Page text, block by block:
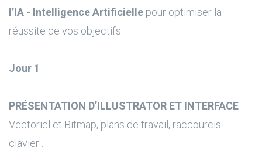
l’IA - Intelligence Artificielle pour optimiser la
réussite de vos objectifs.
Jour 1
PRÉSENTATION D’ILLUSTRATOR ET INTERFACE
Vectoriel et Bitmap, plans de travail, raccourcis
clavier ...